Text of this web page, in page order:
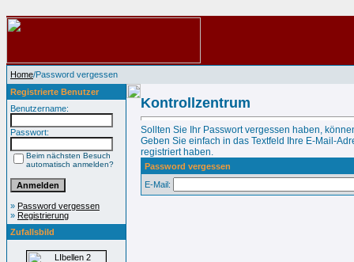
Home/Password vergessen
Registrierte Benutzer
Benutzername:
Passwort:
Beim nächsten Besuch
automatisch anmelden?
» Password vergessen
» Registrierung
Zufallsbild
Kontrollzentrum
Sollten Sie Ihr Passwort vergessen haben,
Geben Sie einfach in das Textfeld Ihre E-Mail-
registriert haben.
Password vergessen
E-Mail: